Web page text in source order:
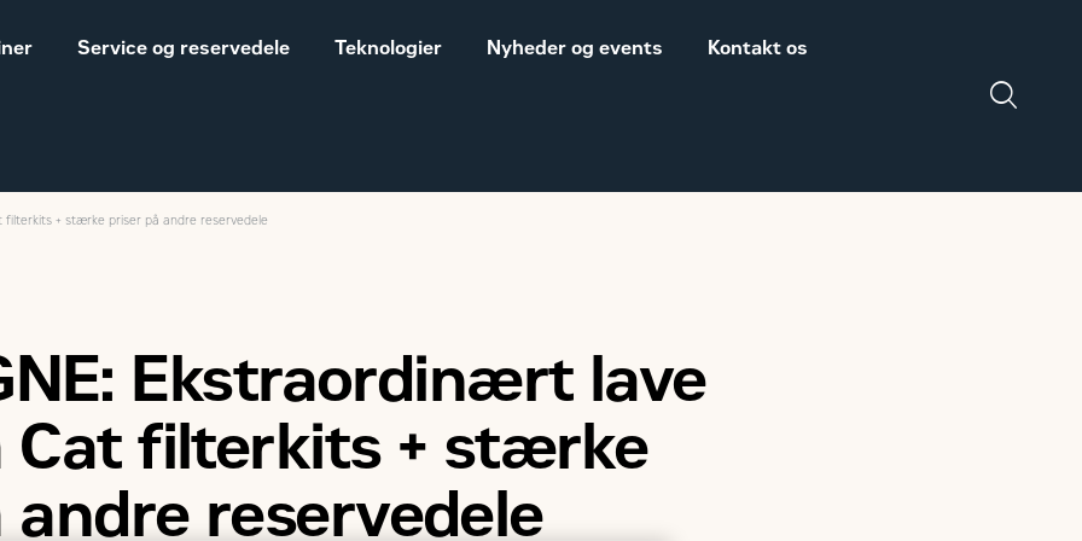
Service og reservedele Teknologier Nyheder og events Kontakt os
Vores historie
Sales and delivery
terms - Construction
DISCLAIMER
VEDRØRENDE TOLD
PÅ MASKINER OG
DELE FRA USA
filterkits + stærke priser på andre reservedele
Ekstraordinært lave
Cat filterkits + stærke
reservedele